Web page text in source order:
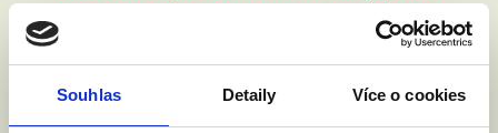
Souhlas Detaily Více o cookies